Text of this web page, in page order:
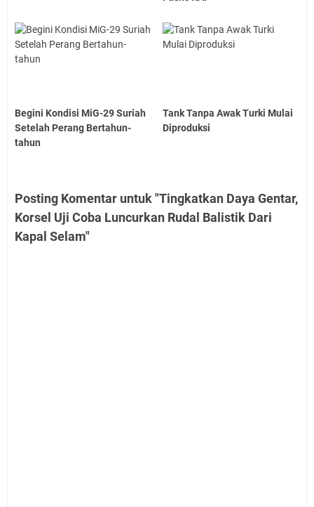
Begini Kondisi MiG-29 Suriah
Setelah Perang Bertahun-
tahun
Tank Tanpa Awak Turki Mulai
Diproduksi
Posting Komentar untuk "Tingkatkan Daya Gentar,
Korsel Uji Coba Luncurkan Rudal Balistik Dari
Kapal Selam"